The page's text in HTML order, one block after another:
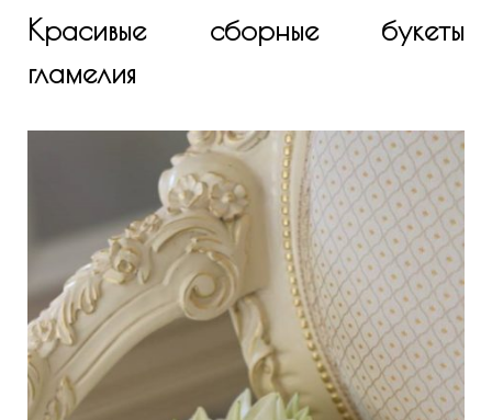
Красивые сборные букеты
гламелия